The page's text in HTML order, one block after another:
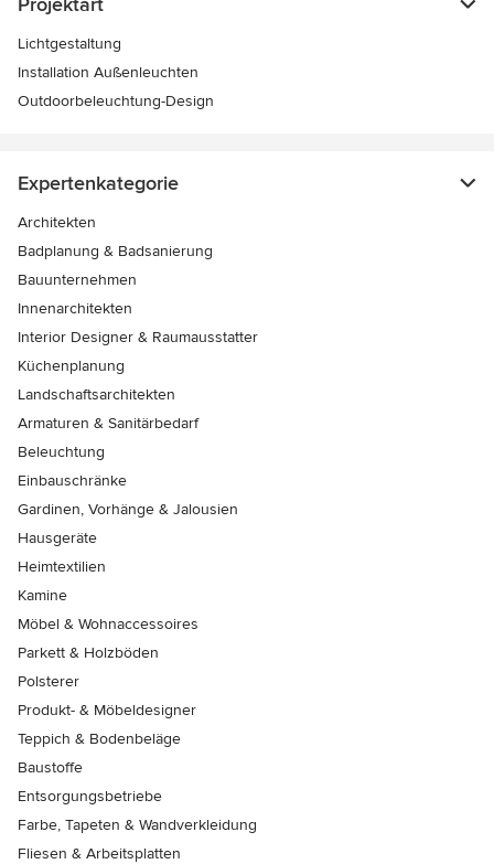
Lichtgestaltung
Installation Außenleuchten
Outdoorbeleuchtung-Design
Expertenkategorie
Architekten
Badplanung & Badsanierung
Bauunternehmen
Innenarchitekten
Interior Designer & Raumausstatter
Küchenplanung
Landschaftsarchitekten
Armaturen & Sanitärbedarf
Beleuchtung
Einbauschränke
Gardinen, Vorhänge & Jalousien
Hausgeräte
Heimtextilien
Kamine
Möbel & Wohnaccessoires
Parkett & Holzböden
Polsterer
Produkt- & Möbeldesigner
Teppich & Bodenbeläge
Baustoffe
Entsorgungsbetriebe
Farbe, Tapeten & Wandverkleidung
Fliesen & Arbeitsplatten